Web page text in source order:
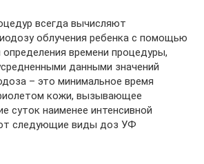
всегда вычисляют
облучения ребенка с помощью
времени процедуры,
данными значений
– это минимальное время
кожи, вызывающее
суток наименее интенсивной
следующие виды доз УФ